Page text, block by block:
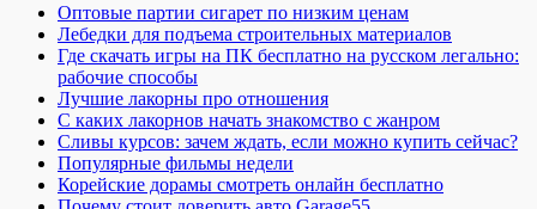
Оптовые партии сигарет по низким ценам
Лебедки для подъема строительных материалов
Где скачать игры на ПК бесплатно на русском легально:
рабочие способы
Лучшие лакорны про отношения
С каких лакорнов начать знакомство с жанром
Сливы курсов: зачем ждать, если можно купить сейчас?
Популярные фильмы недели
Корейские дорамы смотреть онлайн бесплатно